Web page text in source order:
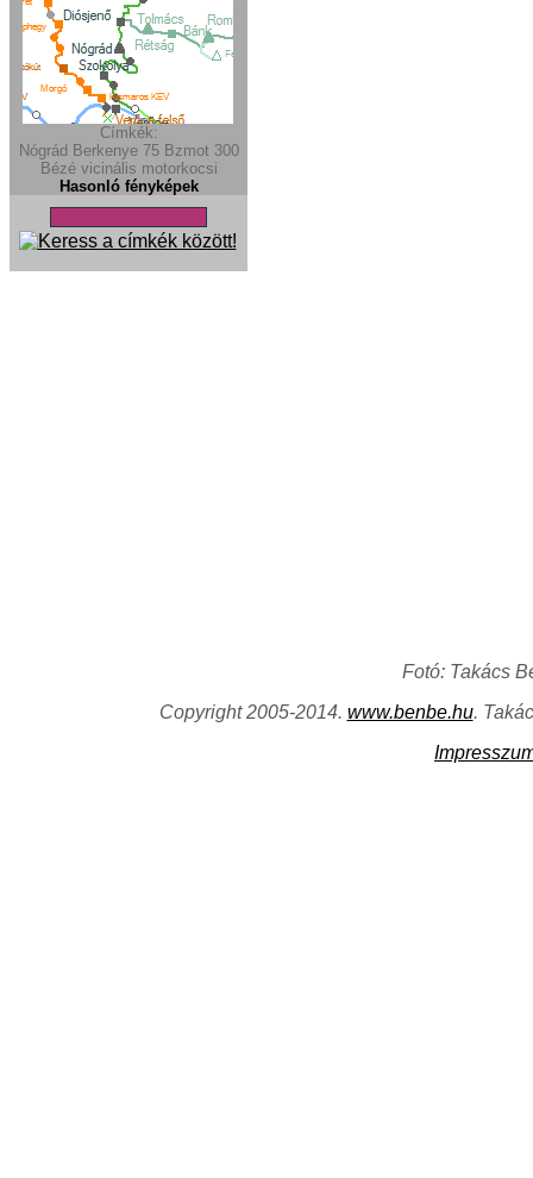
Címkék:
Nógrád Berkenye 75 Bzmot 300
Bézé vicinális motorkocsi
Hasonló fényképek
Fotó: Takács
Copyright 2005-2014. www.benbe.hu.